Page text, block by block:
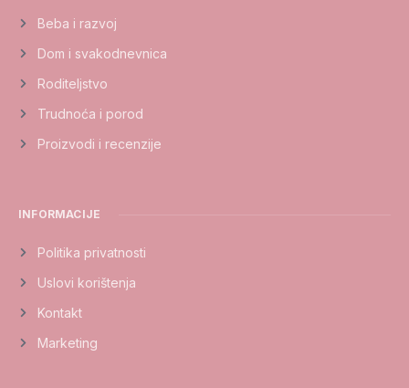
Beba i razvoj
Dom i svakodnevnica
Roditeljstvo
Trudnoća i porod
Proizvodi i recenzije
INFORMACIJE
Politika privatnosti
Uslovi korištenja
Kontakt
Marketing